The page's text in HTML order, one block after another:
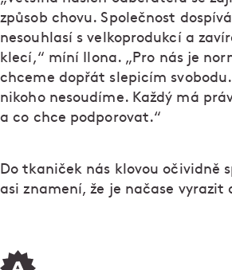
způsob chovu. Společnost
nesouhlasí s velkoprodukcí a
klecí,“ míní Ilona. „Pro nás je
chceme dopřát slepicím
nikoho nesoudíme. Každý má
a co chce podporovat.“
Do tkaniček nás klovou očividně
asi znamení, že je načase vyrazit